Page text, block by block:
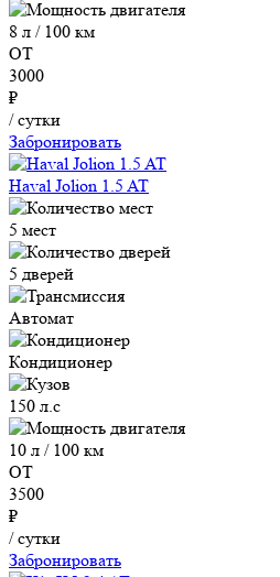
8 л / 100 км
ОТ
3000
₽
/ сутки
Забронировать
Haval Jolion 1.5 AT
5 мест
5 дверей
Автомат
Кондиционер
150 л.с
10 л / 100 км
ОТ
3500
₽
/ сутки
Забронировать